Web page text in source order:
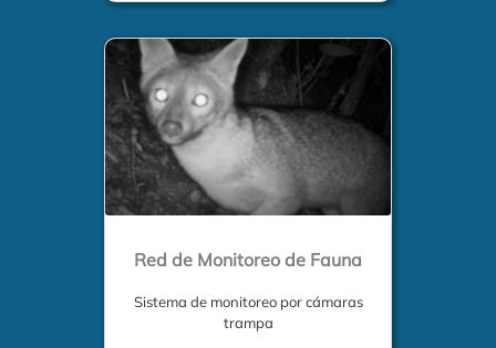
Red de Monitoreo de Fauna
Sistema de monitoreo por cámaras
trampa